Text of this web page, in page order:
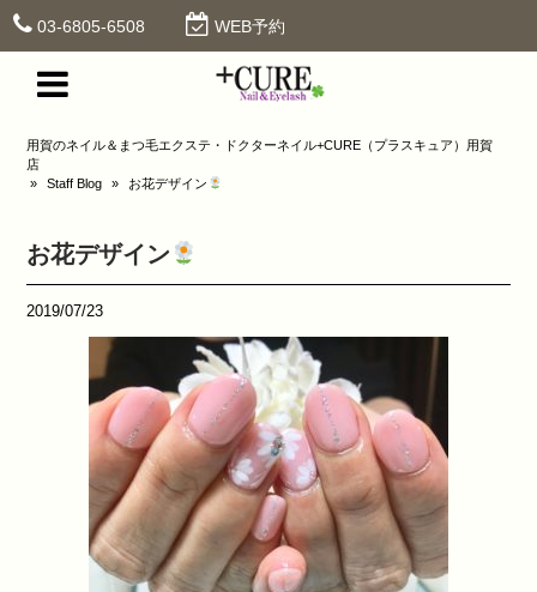
03-6805-6508 WEB予約
用賀のネイル＆まつ毛エクステ・ドクターネイル+CURE（プラスキュア）用賀
店
»
Staff Blog » お花デザイン
お花デザイン
2019/07/23